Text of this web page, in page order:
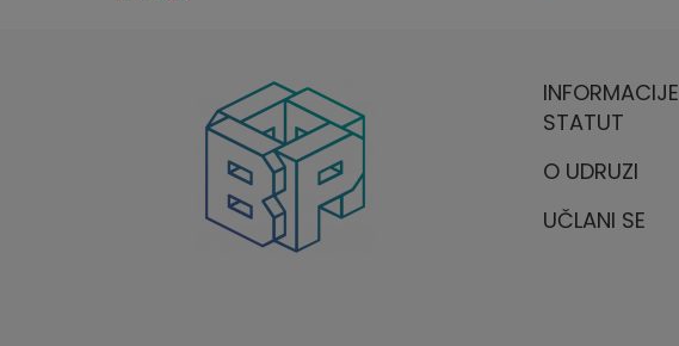
INFORMACIJE
STATUT
O UDRUZI
UČLANI SE